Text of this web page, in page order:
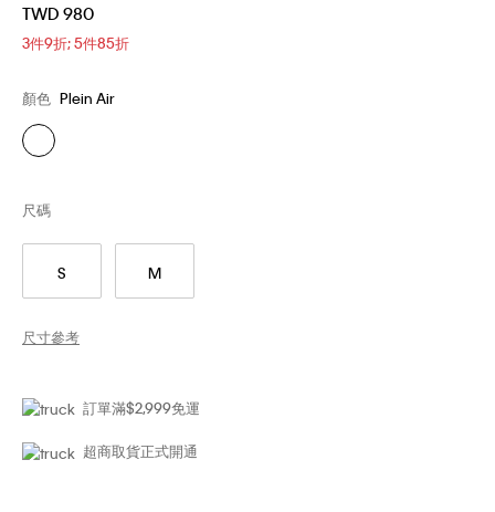
TWD 980
3件9折; 5件85折
顏色 Plein Air
S M
尺碼
尺寸參考
訂單滿$2,999免運
超商取貨正式開通